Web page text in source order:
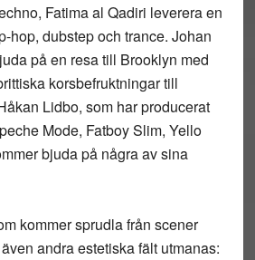
Fatima al Qadiri leverera en
hop, dubstep och trance. Johan
på en resa till Brooklyn med
korsbefruktningar till
Lidbo, som har producerat
Mode, Fatboy Slim, Yello
bjuda på några av sina
kommer sprudla från scener
andra estetiska fält utmanas: